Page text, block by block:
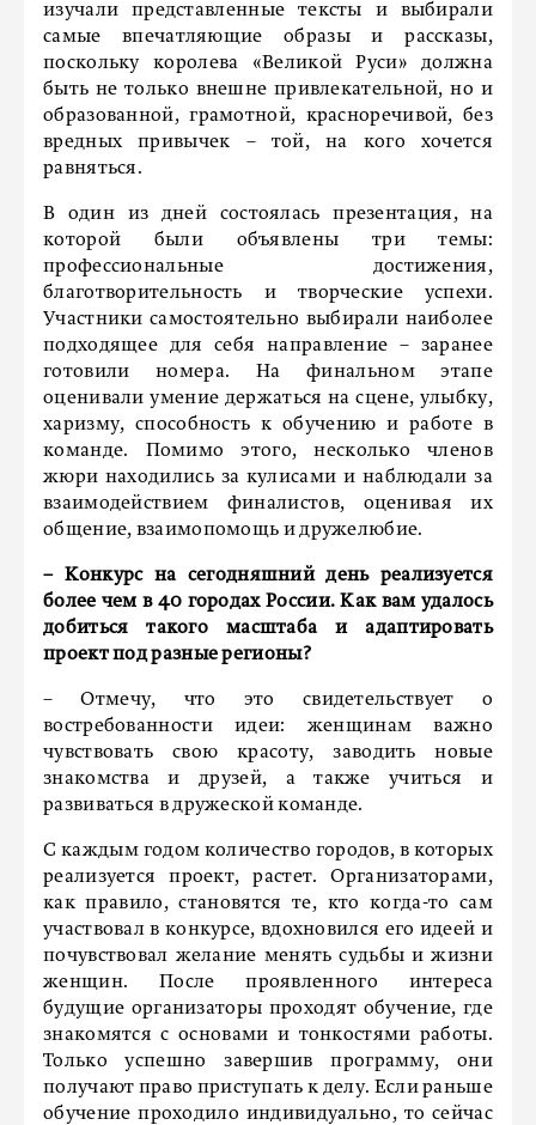
изучали представленные тексты и выбирали
самые впечатляющие образы и рассказы,
поскольку королева «Великой Руси» должна
быть не только внешне привлекательной, но и
образованной, грамотной, красноречивой, без
вредных привычек – той, на кого хочется
равняться.
В один из дней состоялась презентация, на
которой были объявлены три темы:
профессиональные достижения,
благотворительность и творческие успехи.
Участники самостоятельно выбирали наиболее
подходящее для себя направление – заранее
готовили номера. На финальном этапе
оценивали умение держаться на сцене, улыбку,
харизму, способность к обучению и работе в
команде. Помимо этого, несколько членов
жюри находились за кулисами и наблюдали за
взаимодействием финалистов, оценивая их
общение, взаимопомощь и дружелюбие.
–
Конкурс на сегодняшний день реализуется
более чем в 40 городах России. Как вам удалось
добиться такого масштаба и адаптировать
проект под разные регионы?
– Отмечу, что это свидетельствует о
востребованности идеи: женщинам важно
чувствовать свою красоту, заводить новые
знакомства и друзей, а также учиться и
развиваться в дружеской команде.
С каждым годом количество городов, в которых
реализуется проект, растет. Организаторами,
как правило, становятся те, кто когда-то сам
участвовал в конкурсе, вдохновился его идеей и
почувствовал желание менять судьбы и жизни
женщин. После проявленного интереса
будущие организаторы проходят обучение, где
знакомятся с основами и тонкостями работы.
Только успешно завершив программу, они
получают право приступать к делу. Если раньше
обучение проходило индивидуально, то сейчас